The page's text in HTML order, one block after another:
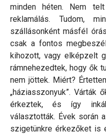
minden héten. Nem
reklamálás. Tudom,
szállásonként másfél
csak a fontos
kihozott, vagy elképzelt
rámnehezedtek, hogy ők
nem jöttek. Miért?
„háziasszonyuk”. Várták
érkeztek, és így
választották. Évek során
szigetünkre érkezőket is